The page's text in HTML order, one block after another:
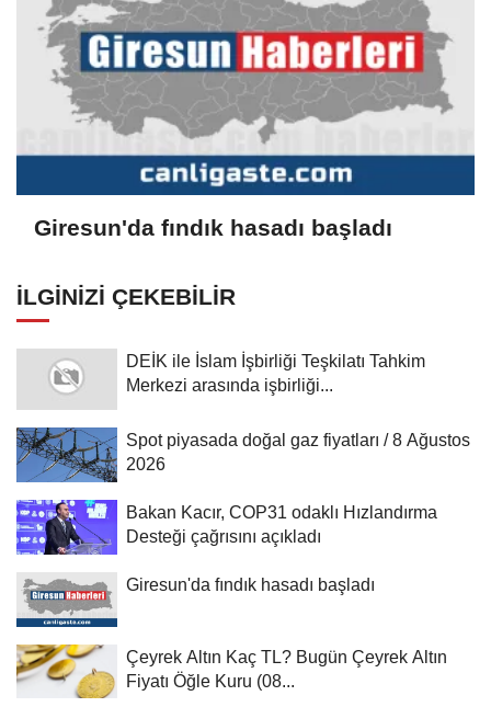
Giresun'da fındık hasadı başladı
İLGINIZI ÇEKEBILIR
DEİK ile İslam İşbirliği Teşkilatı Tahkim
Merkezi arasında işbirliği...
Spot piyasada doğal gaz fiyatları / 8 Ağustos
2026
Bakan Kacır, COP31 odaklı Hızlandırma
Desteği çağrısını açıkladı
Giresun'da fındık hasadı başladı
Çeyrek Altın Kaç TL? Bugün Çeyrek Altın
Fiyatı Öğle Kuru (08...